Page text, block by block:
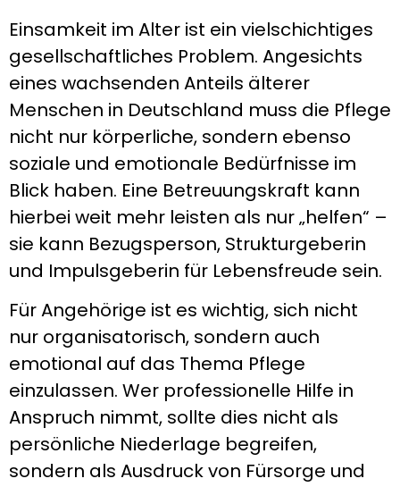
Einsamkeit im Alter ist ein vielschichtiges
gesellschaftliches Problem. Angesichts
eines wachsenden Anteils älterer
Menschen in Deutschland muss die Pflege
nicht nur körperliche, sondern ebenso
soziale und emotionale Bedürfnisse im
Blick haben. Eine Betreuungskraft kann
hierbei weit mehr leisten als nur „helfen“ –
sie kann Bezugsperson, Strukturgeberin
und Impulsgeberin für Lebensfreude sein.
Für Angehörige ist es wichtig, sich nicht
nur organisatorisch, sondern auch
emotional auf das Thema Pflege
einzulassen. Wer professionelle Hilfe in
Anspruch nimmt, sollte dies nicht als
persönliche Niederlage begreifen,
sondern als Ausdruck von Fürsorge und